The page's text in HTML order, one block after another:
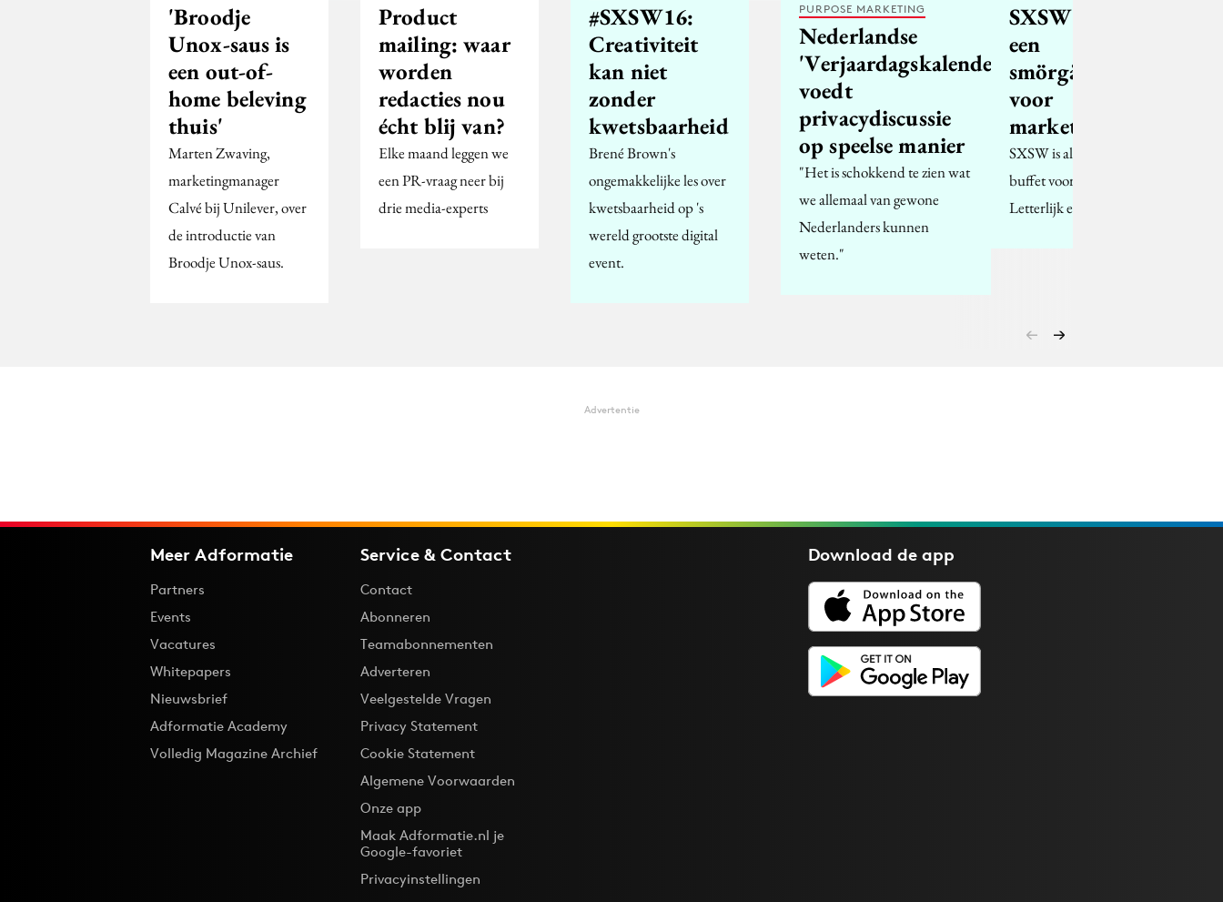
'Broodje
Unox-saus is
een out-of-
home beleving
thuis'
Marten Zwaving,
marketingmanager
Calvé bij Unilever, over
de introductie van
Broodje Unox-saus.
Product
mailing: waar
worden
redacties nou
écht blij van?
Elke maand leggen we
een PR-vraag neer bij
drie media-experts
#SXSW16:
Creativiteit
kan niet
zonder
kwetsbaarheid
Brené Brown's
ongemakkelijke les over
kwetsbaarheid op 's
wereld grootste digital
event.
PURPOSE MARKETING
Nederlandse
'Verjaardagskalender'
voedt
privacydiscussie
op speelse manier
"Het is schokkend te zien wat
we allemaal van gewone
Nederlanders kunnen
weten."
SXSW 2016 is
een
smörgåsbord
voor
marketeers
SXSW is als een lopend
buffet voor marketeers.
Letterlijk en figuurlijk.
Advertentie
Meer Adformatie
Partners
Events
Vacatures
Whitepapers
Nieuwsbrief
Adformatie Academy
Volledig Magazine Archief
Service & Contact
Contact
Abonneren
Teamabonnementen
Adverteren
Veelgestelde Vragen
Privacy Statement
Cookie Statement
Algemene Voorwaarden
Onze app
Maak Adformatie.nl je
Google-favoriet
Privacyinstellingen
Download deapp